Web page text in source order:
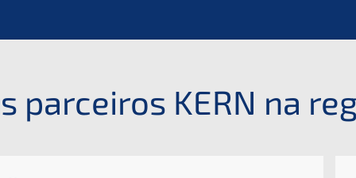
parce­i­ros KERN na